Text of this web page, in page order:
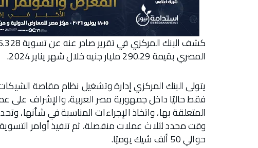
المصري بقيمة 290.29 مليار جنيه خلال شهر يناير 2024.
يتولى البنك المركزي إدارة وتشغيل نظام مقاصة
فقط حاليًا داخل جمهورية مصر العربية، والإشراف على
المتعلقة بها، واتخاذ الإجراءات المناسبة في شأنها،
وقت محدد لثلاث عملات منفصلة، ثم تنفيذ أوامر
حوالي 50 ألف شيك يوميًا.